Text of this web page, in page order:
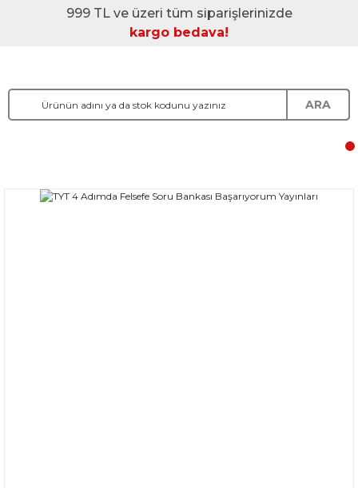
999 TL ve üzeri tüm siparişlerinizde
kargo bedava!
ARA